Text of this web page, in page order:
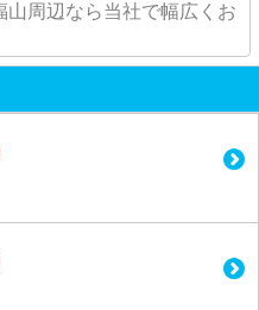
周辺なら当社で幅広くお